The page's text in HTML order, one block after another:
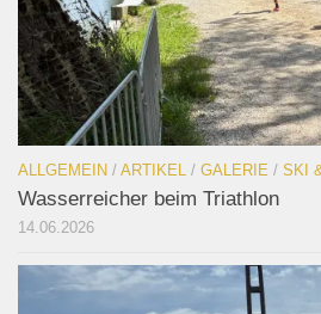
ALLGEMEIN / ARTIKEL / GALERIE / SKI
Wasserreicher beim Triathlon
14.06.2026